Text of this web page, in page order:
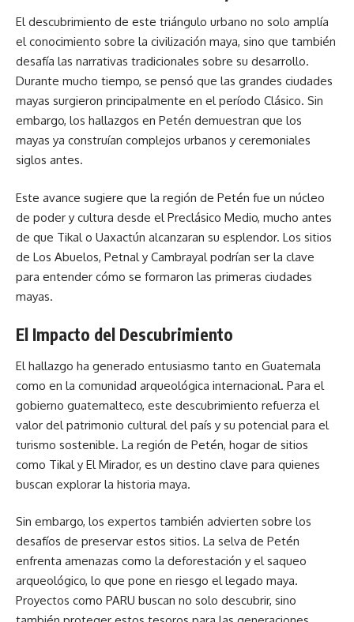
El descubrimiento de este triángulo urbano no solo amplía
el conocimiento sobre la civilización maya, sino que también
desafía las narrativas tradicionales sobre su desarrollo.
Durante mucho tiempo, se pensó que las grandes ciudades
mayas surgieron principalmente en el período Clásico. Sin
embargo, los hallazgos en Petén demuestran que los
mayas ya construían complejos urbanos y ceremoniales
siglos antes.
Este avance sugiere que la región de Petén fue un núcleo
de poder y cultura desde el Preclásico Medio, mucho antes
de que Tikal o Uaxactún alcanzaran su esplendor. Los sitios
de Los Abuelos, Petnal y Cambrayal podrían ser la clave
para entender cómo se formaron las primeras ciudades
mayas.
El Impacto del Descubrimiento
El hallazgo ha generado entusiasmo tanto en Guatemala
como en la comunidad arqueológica internacional. Para el
gobierno guatemalteco, este descubrimiento refuerza el
valor del patrimonio cultural del país y su potencial para el
turismo sostenible. La región de Petén, hogar de sitios
como Tikal y El Mirador, es un destino clave para quienes
buscan explorar la historia maya.
Sin embargo, los expertos también advierten sobre los
desafíos de preservar estos sitios. La selva de Petén
enfrenta amenazas como la deforestación y el saqueo
arqueológico, lo que pone en riesgo el legado maya.
Proyectos como PARU buscan no solo descubrir, sino